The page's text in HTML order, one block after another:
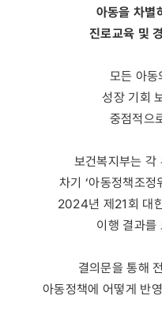
아동을 차별
진로교육 및
모든 아동
성장 기회
중점적으
보건복지부는 각
차기 ‘아동정책조정
2024년 제21회 대
이행 결과를
결의문을 통해
아동정책에 어떻게 반